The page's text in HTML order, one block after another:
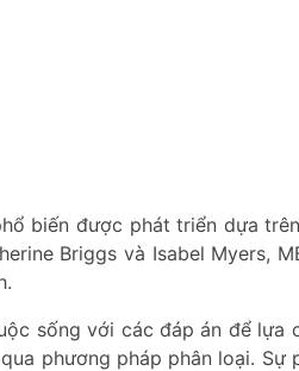
biến được phát triển dựa
Briggs và Isabel Myers,
sống với các đáp án để lựa
phương pháp phân loại. Sự